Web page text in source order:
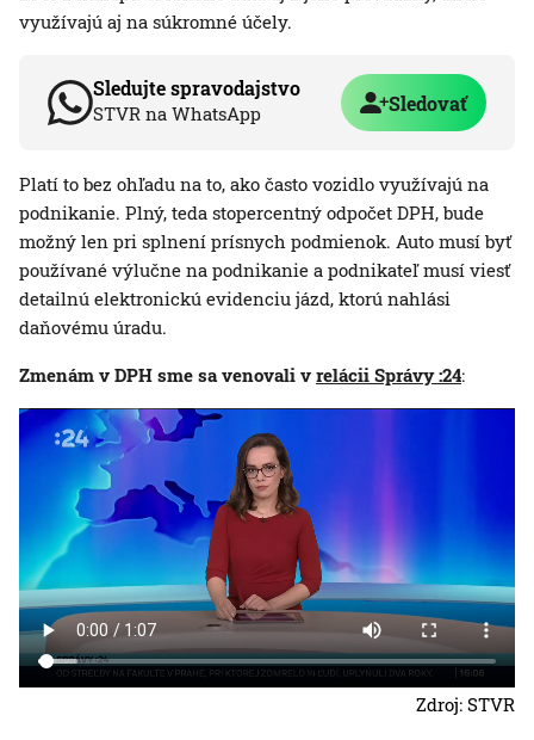
využívajú aj na súkromné účely.
Sledujte spravodajstvo
STVR na WhatsApp Sledovať
Platí to bez ohľadu na to, ako často vozidlo využívajú na
podnikanie. Plný, teda stopercentný odpočet DPH, bude
možný len pri splnení prísnych podmienok. Auto musí byť
používané výlučne na podnikanie a podnikateľ musí viesť
detailnú elektronickú evidenciu jázd, ktorú nahlási
daňovému úradu.
Zmenám v DPH sme sa venovali v relácii Správy :24:
Zdroj: STVR